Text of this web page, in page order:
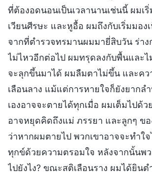
ที่ต้องอดนอนเป็นเวลานานเช่นนี้ ผมเ
เวียนศีรษะ และหูอื้อ ผมถึงกับเริ่มมอ
จากที่ตำรวจทรมานผมมายี่สิบวัน ร่า
ไม่ไหวอีกต่อไป ผมทรุดลงกับพื้นและไ
จะลุกขึ้นมาได้ ผมลืมตาไม่ขึ้น และคว
เลือนลาง แม้แต่การหายใจก็ยังยากล
เองอาจจะตายได้ทุกเมื่อ ผมเต็มไปด้
อาจหยุดคิดถึงแม่ ภรรยา และลูกๆ ข
ว่าหากผมตายไป พวกเขาอาจจะทำใ
ทุกข์ด้วยความตรอมใจ หลังจากนั้นพ
ไปยังไง? ขณะสติเลือนราง ผมได้ยินต